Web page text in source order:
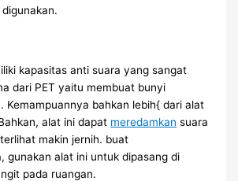
kapasitas anti suara yang sangat
dari PET yaitu membuat bunyi
Kemampuannya bahkan lebih{ dari alat
alat ini dapat meredamkan suara
makin jernih. buat
gunakan alat ini untuk dipasang di
pada ruangan.